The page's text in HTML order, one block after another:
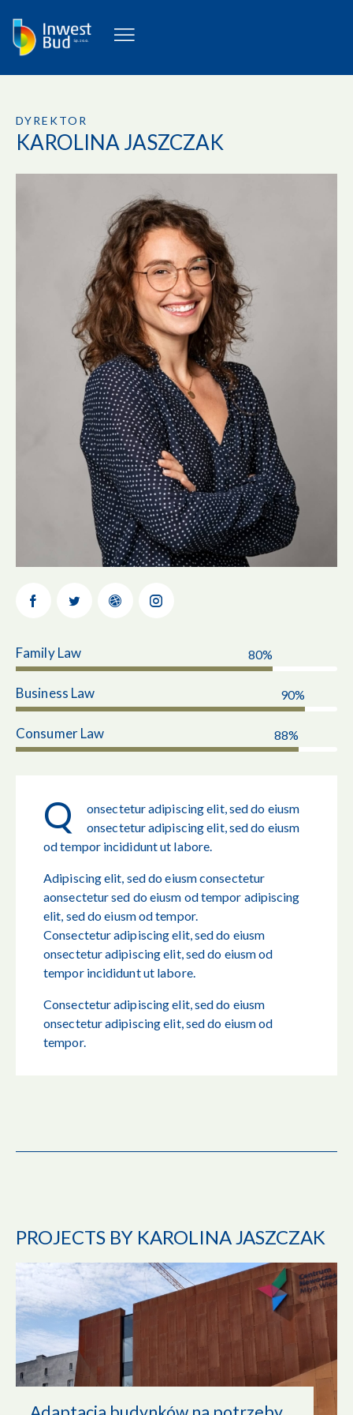
DYREKTOR
KAROLINA JASZCZAK
Family Law 80%
Business Law 90%
Consumer Law 88%
Q
onsectetur adipiscing elit, sed do eiusm
onsectetur adipiscing elit, sed do eiusm
od tempor incididunt ut labore.
Adipiscing elit, sed do eiusm consectetur
aonsectetur sed do eiusm od tempor adipiscing
elit, sed do eiusm od tempor.
Consectetur adipiscing elit, sed do eiusm
onsectetur adipiscing elit, sed do eiusm od
tempor incididunt ut labore.
Consectetur adipiscing elit, sed do eiusm
onsectetur adipiscing elit, sed do eiusm od
tempor.
PROJECTS BY KAROLINA JASZCZAK